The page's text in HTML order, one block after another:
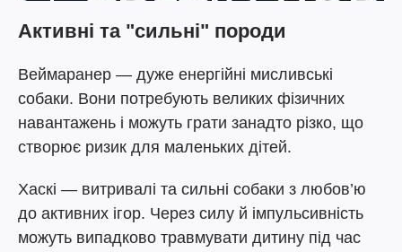
Активні та "сильні" породи
Веймаранер — дуже енергійні мисливські
собаки. Вони потребують великих фізичних
навантажень і можуть грати занадто різко, що
створює ризик для маленьких дітей.
Хаскі — витривалі та сильні собаки з любов’ю
до активних ігор. Через силу й імпульсивність
можуть випадково травмувати дитину під час